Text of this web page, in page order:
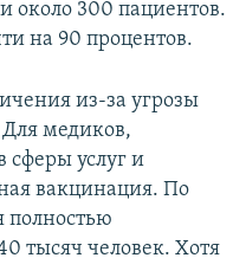
около 300 пациентов.
на 90 процентов.
из-за угрозы
Для медиков,
сферы услуг и
вакцинация. По
полностью
тысяч человек. Хотя